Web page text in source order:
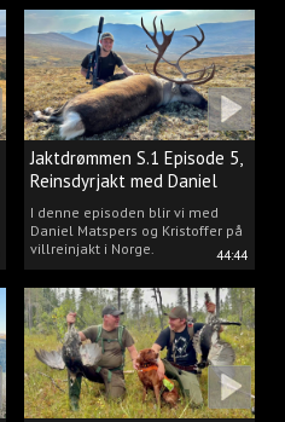
44:44
Jaktdrømmen S.1 Episode 5,
Reinsdyrjakt med Daniel
Matspers.
I denne episoden blir vi med
Daniel Matspers og Kristoffer på
villreinjakt i Norge.